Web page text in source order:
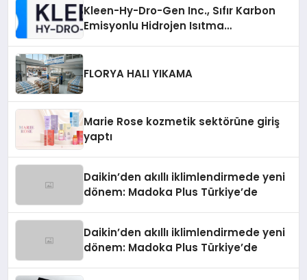
Kleen-Hy-Dro-Gen Inc., Sıfır Karbon
Emisyonlu Hidrojen Isıtma
FLORYA HALI YIKAMA
Marie Rose kozmetik sektörüne giriş
yaptı
Daikin’den akıllı iklimlendirmede yeni
dönem: Madoka Plus Türkiye’de
Daikin’den akıllı iklimlendirmede yeni
dönem: Madoka Plus Türkiye’de